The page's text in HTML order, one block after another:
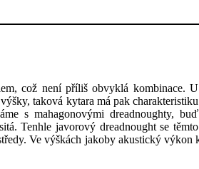
což není příliš obvyklá kombinace. U
taková kytara má pak charakteristiku
s mahagonovými dreadnoughty, buď
Tenhle javorový dreadnought se těmto
Ve výškách jakoby akustický výkon